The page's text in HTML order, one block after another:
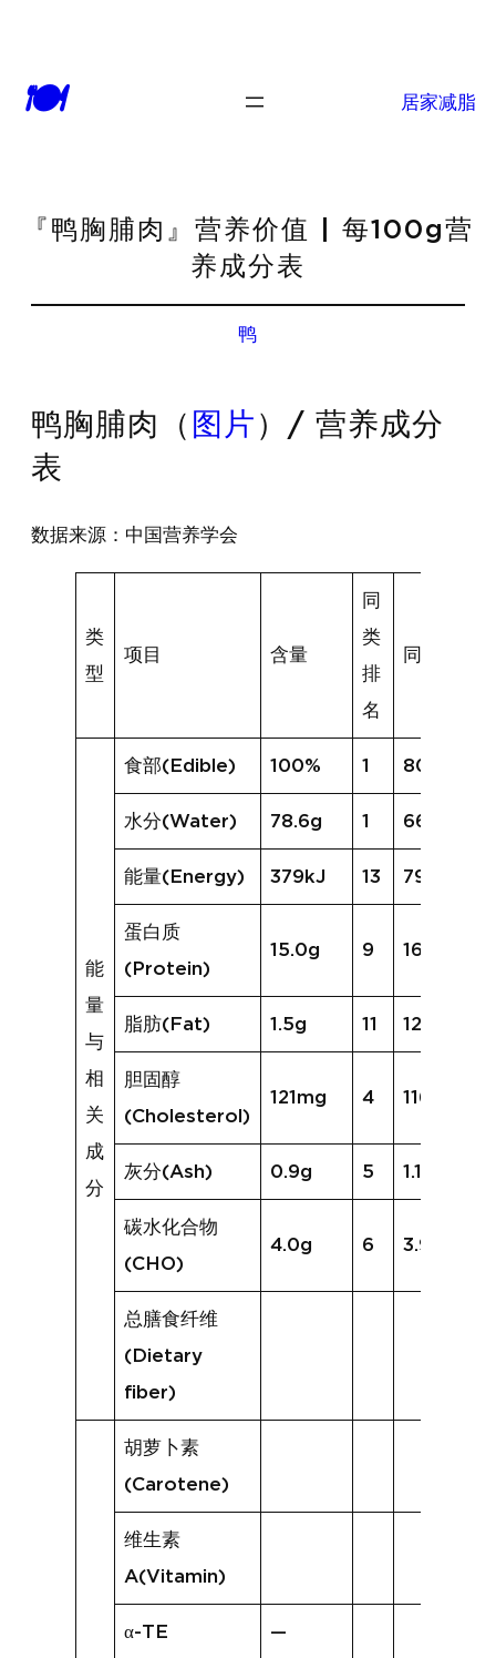
🍽 居家减脂
『鸭胸脯肉』营养价值 | 每100g营
养成分表
鸭
鸭胸脯肉（ 图片 ）/ 营养成分
表
数据来源：中国营养学会
类
型
项目 含量
同
类
排
名
同类均值
能
量
与
相
关
成
分
食部(Edible) 100% 1 80%
水分(Water) 78.6g 1 66.3g
能量(Energy) 379kJ 13 797kJ
蛋白质
(Protein)
15.0g 9 16.6g
脂肪(Fat) 1.5g 11 12.1g
胆固醇
(Cholesterol)
121mg 4 116mg
灰分(Ash) 0.9g 5 1.1g
碳水化合物
(CHO)
4.0g 6 3.9g
总膳食纤维
(Dietary
fiber)
胡萝卜素
(Carotene)
维生素
A(Vitamin)
α-TE —